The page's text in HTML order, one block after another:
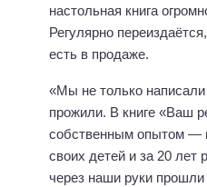
настольная книга
Регулярно
есть в продаже.
«Мы не только
прожили. В книге «Ваш
собственным опытом —
своих детей и за 20 лет
через наши руки прошли